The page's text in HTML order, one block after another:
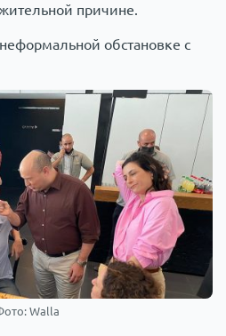
причине.
обстановке с
Walla